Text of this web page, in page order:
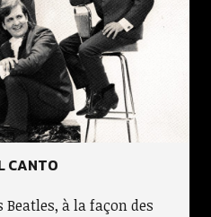
CANTO
Beatles, à la façon des